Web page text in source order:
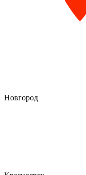
Новгород